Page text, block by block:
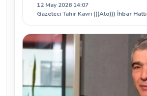
12 May 2026 14:07
Gazeteci Tahir Kavri (((Alo))) İhbar Hattı